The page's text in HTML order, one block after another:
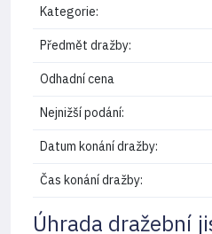
Kategorie:
Předmět dražby:
Odhadní cena
Nejnižší podání:
Datum konání dražby:
Čas konání dražby:
Úhrada dražební